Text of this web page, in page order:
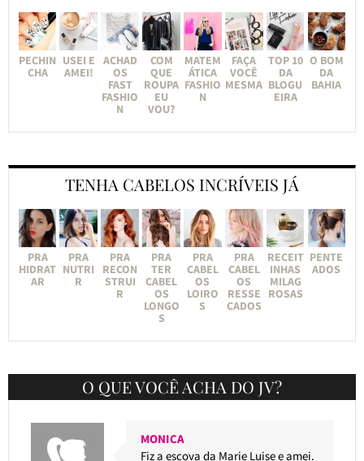
PECHIN
CHA
USEI E
AMEI!
ACHAD
OS
FAST
FASHIO
N
COM
QUE
ROUPA
EU
VOU?
MATEM
ÁTICA
FASHIO
N
FAÇA
VOCÊ
MESMA
TOP 10
DA
BLOGU
EIRA
O BOM
DA
BAHIA
TENHA CABELOS INCRÍVEIS JÁ
PRA
HIDRAT
AR
PRA
NUTRI
R
PRA
RECON
STRUI
R
PRA
TER
CABEL
OS
LONGO
S
PRA
CABEL
OS
LOIRO
S
PRA
CABEL
OS
RESSE
CADOS
RECEIT
INHAS
MILAG
ROSAS
PENTE
ADOS
O QUE VOCÊ ACHA DO JV?
MONICA
Fiz a escova da Marie Luise e amei.